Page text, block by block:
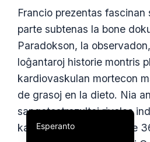
Francio prezentas fascinan
parte subtenas la bone
Paradokson, la
loĝantaroj historie montris
kardiovaskulan mortecon
de grasoj en la dieto. Nia
sangotestrezultoj rivelas
kardiovaskula malsano je
Esperanto
English
العربية
Français
עִבְרִית
Italiano